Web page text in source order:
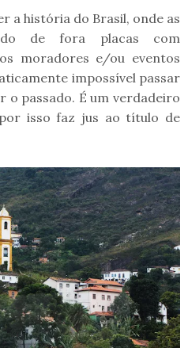
a história do Brasil, onde as
de fora placas com
moradores e/ou eventos
impossível passar
o passado. É um verdadeiro
isso faz jus ao título de